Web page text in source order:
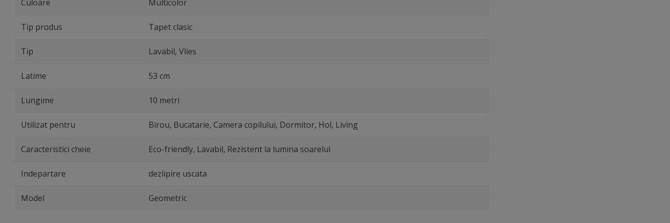
Culoare Multicolor
Tip produs Tapet clasic
Tip Lavabil, Vlies
Latime 53 cm
Lungime 10 metri
Utilizat pentru Birou, Bucatarie, Camera copilului, Dormitor, Hol, Living
Caracteristici cheie Eco-friendly, Lavabil, Rezistent la lumina soarelui
Indepartare dezlipire uscata
Model Geometric